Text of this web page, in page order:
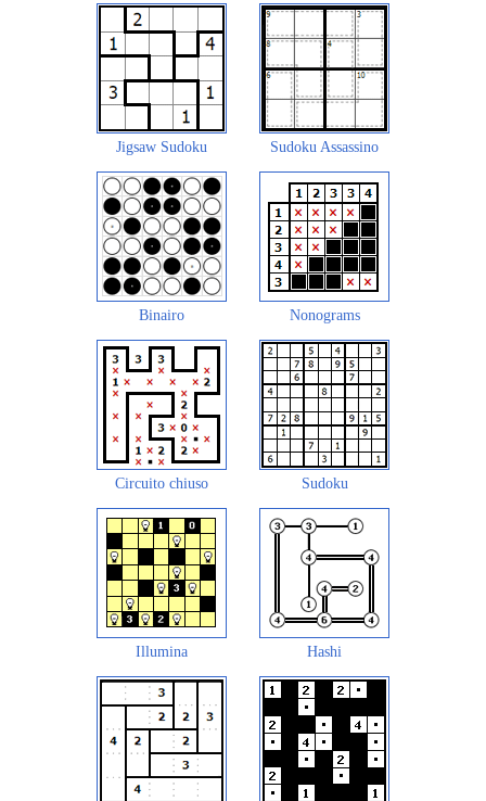
Jigsaw Sudoku Sudoku Assassino
Binairo Nonograms
Circuito chiuso Sudoku
Illumina Hashi